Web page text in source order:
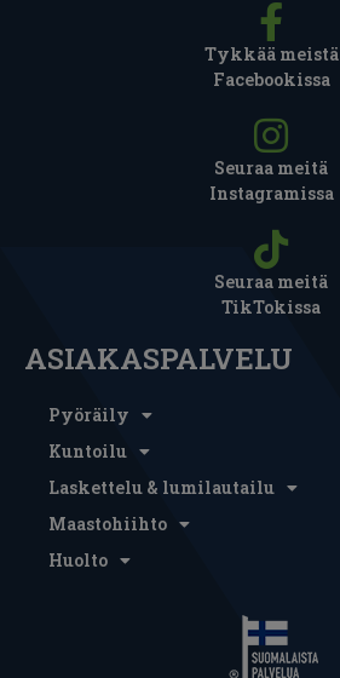
Tykkää meistä
Facebookissa
Seuraa meitä
Instagramissa
Seuraa meitä
TikTokissa
ASIAKASPALVELU
Pyöräily
Kuntoilu
Laskettelu & lumilautailu
Maastohiihto
Huolto